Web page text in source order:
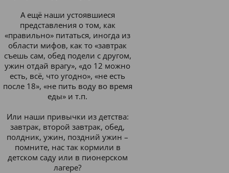
А ещё наши устоявшиеся
представления о том, как
«правильно» питаться, иногда из
области мифов, как то «завтрак
съешь сам, обед подели с другом,
ужин отдай врагу», «до 12 можно
есть, всё, что угодно», «не есть
после 18», «не пить воду во время
еды» и т.п.
Или наши привычки из детства:
завтрак, второй завтрак, обед,
полдник, ужин, поздний ужин –
помните, нас так кормили в
детском саду или в пионерском
лагере?